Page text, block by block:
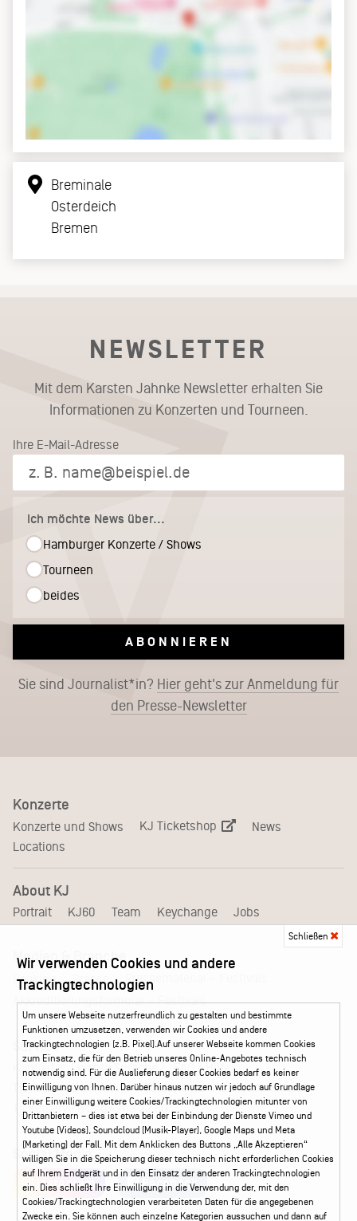
Breminale
Osterdeich
Bremen
NEWSLETTER
Mit dem Karsten Jahnke Newsletter erhalten Sie
Informationen zu Konzerten und Tourneen.
Ihre E-Mail-Adresse
Ich möchte News über...
Hamburger Konzerte / Shows
Tourneen
beides
ABONNIEREN
Sie sind Journalist*in? Hier geht's zur Anmeldung für
den Presse-Newsletter
Konzerte
Konzerte und Shows KJ Ticketshop
News
Locations
About KJ
Portrait KJ60 Team Keychange Jobs
Medien & Branche
Booking Presse
Pressematerial – Festivals
Akkreditierungsformular – Festivals
Service
Kontakt Leichte Sprache
FAQ / Hilfe
Ticketshop Hamburg
Gutscheine
Callback-Service
Ticketservice 040 - 413 22 60
Social Media
Instagram Facebook
Schließen
Wir verwenden Cookies und andere
Trackingtechnologien
Um unsere Webseite nutzerfreundlich zu gestalten und bestimmte
Funktionen umzusetzen, verwenden wir Cookies und andere
Trackingtechnologien (z.B. Pixel).Auf unserer Webseite kommen Cookies
zum Einsatz, die für den Betrieb unseres Online-Angebotes technisch
notwendig sind. Für die Auslieferung dieser Cookies bedarf es keiner
Einwilligung von Ihnen. Darüber hinaus nutzen wir jedoch auf Grundlage
einer Einwilligung weitere Cookies/Trackingtechnologien mitunter von
Drittanbietern – dies ist etwa bei der Einbindung der Dienste Vimeo und
Youtube (Videos), Soundcloud (Musik-Player), Google Maps und Meta
(Marketing) der Fall. Mit dem Anklicken des Buttons „Alle Akzeptieren“
willigen Sie in die Speicherung dieser technisch nicht erforderlichen Cookies
auf Ihrem Endgerät und in den Einsatz der anderen Trackingtechnologien
ein. Dies schließt Ihre Einwilligung in die Verwendung der, mit den
Cookies/Trackingtechnologien verarbeiteten Daten für die angegebenen
Zwecke ein. Sie können auch einzelne Kategorien aussuchen und dann auf